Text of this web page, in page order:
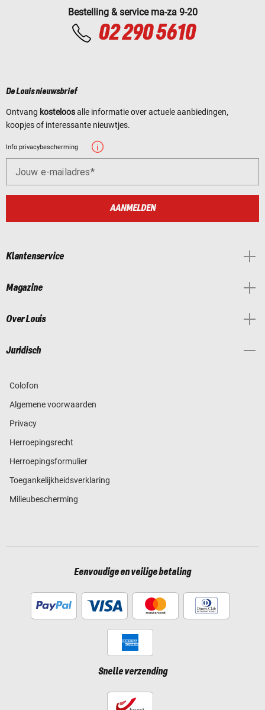
Bestelling & service ma-za 9-20
02 290 5610
De Louis nieuwsbrief
Ontvang kosteloosalle informatie over actuele aanbiedingen,
koopjes of interessante nieuwtjes.
Info privacybescherming
Jouw e-mailadres
AANMELDEN
Klantenservice
Magazine
Over Louis
Juridisch
Colofon
Algemene voorwaarden
Privacy
Herroepingsrecht
Herroepingsformulier
Toegankelijkheidsverklaring
Milieubescherming
Eenvoudige en veilige betaling
Snelle verzending